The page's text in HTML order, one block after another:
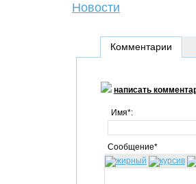
Новости
Комментарии
написать
Имя*:
Сообщение*